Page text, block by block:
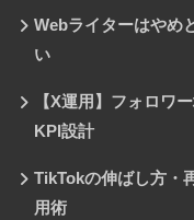
Webライターはやめ
い
【X運用】フォロワ
KPI設計
TikTokの伸ばし方・
用術